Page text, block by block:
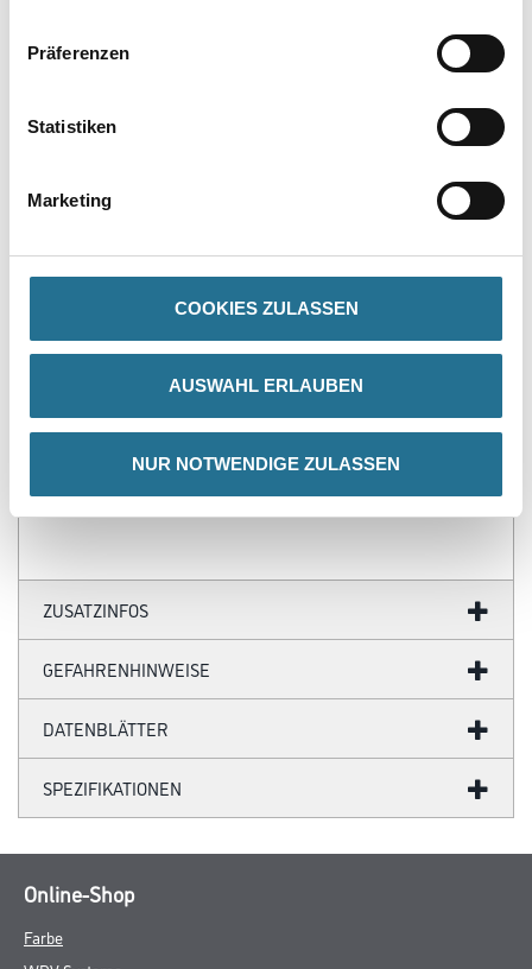
Präferenzen
Statistiken
Marketing
COOKIES ZULASSEN
AUSWAHL ERLAUBEN
NUR NOTWENDIGE ZULASSEN
Produkteigenschaft
- HDF Kern, ummantelt mit dem chlorfreien Polyblend auf Basis
PP/TPE, mit flexibler Bodenlippe
- Zum Einkleben von Streifen des Bodenbelages, geeignet für eine
Bodenbelagsstärke von 4,5 mm
- Länge 5,15 m, VE = 20 Stück
ZUSATZINFOS
GEFAHRENHINWEISE
DATENBLÄTTER
SPEZIFIKATIONEN
Online-Shop
Farbe